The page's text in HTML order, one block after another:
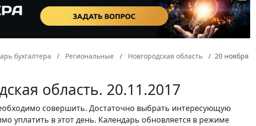
бухгалтера Региональные Новгородская область
20 ноября
область. 20.11.2017
совершить. Достаточно выбрать интересующую
уплатить в этот день. Календарь обновляется в режиме